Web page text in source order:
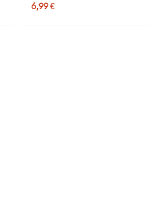
6,99 €